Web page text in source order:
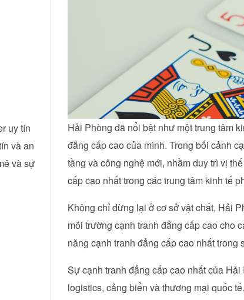
uy tín
và an
và sự
Hải Phòng đã nổi bật như một trung tâm
đẳng cấp cao của mình. Trong bối cảnh
tầng và công nghệ mới, nhằm duy trì vị
cấp cao nhất trong các trung tâm kinh tế
Không chỉ dừng lại ở cơ sở vật chất, Hải
môi trường cạnh tranh đẳng cấp cao cho
năng cạnh tranh đẳng cấp cao nhất trong
Sự cạnh tranh đẳng cấp cao nhất của
logistics, cảng biển và thương mại quốc